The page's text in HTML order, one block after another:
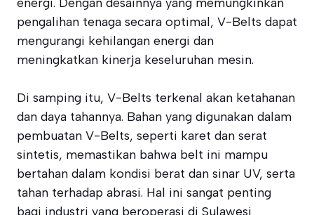
pengalihan tenaga secara optimal, V-Belts dapat
mengurangi kehilangan energi dan
meningkatkan kinerja keseluruhan mesin.
Di samping itu, V-Belts terkenal akan ketahanan
dan daya tahannya. Bahan yang digunakan dalam
pembuatan V-Belts, seperti karet dan serat
sintetis, memastikan bahwa belt ini mampu
bertahan dalam kondisi berat dan sinar UV, serta
tahan terhadap abrasi. Hal ini sangat penting
bagi industri yang beroperasi di Sulawesi